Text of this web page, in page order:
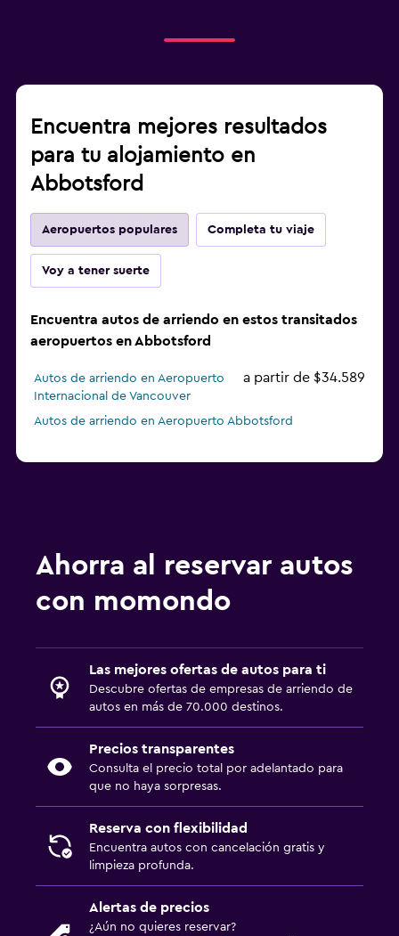
Encuentra mejores resultados
para tu alojamiento en
Abbotsford
Aeropuertos populares Completa tu viaje
Voy a tener suerte
Encuentra autos de arriendo en estos transitados
aeropuertos en Abbotsford
Autos de arriendo en Aeropuerto
Internacional de Vancouver
a partir de $34.589
Autos de arriendo en Aeropuerto Abbotsford
Ahorra al reservar autos
con momondo
Las mejores ofertas de autos para ti
Descubre ofertas de empresas de arriendo de
autos en más de 70.000 destinos.
Precios transparentes
Consulta el precio total por adelantado para
que no haya sorpresas.
Reserva con flexibilidad
Encuentra autos con cancelación gratis y
limpieza profunda.
Alertas de precios
¿Aún no quieres reservar?